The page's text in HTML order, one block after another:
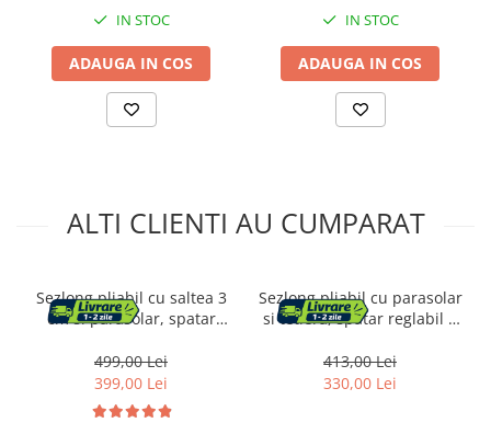
IN STOC
ADAUGA IN COS
IN STOC
ADAUGA IN COS
ALTI CLIENTI AU CUMPARAT
Sezlong pliabil cu saltea 3
cm si parasolar, spatar
kg, 193x53x30 cm, gri
499,00 Lei
399,00 Lei
Sezlong pliabil cu parasolar
si tetiera, spatar reglabil 4
respirabila, max 150 kg,
200x71x38 cm, taupe
413,00 Lei
330,00 Lei